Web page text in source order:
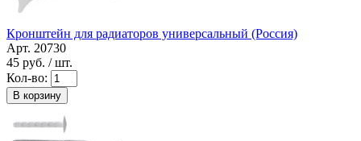
Кронштейн для радиаторов универсальный (Россия)
Арт. 20730
45 руб. / шт.
Кол-во:
В корзину